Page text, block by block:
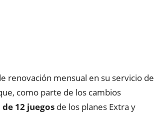
renovación mensual en su servicio de
como parte de los cambios
12 juegos de los planes Extra y